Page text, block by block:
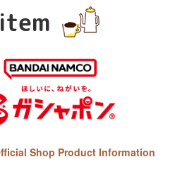
item
Shop Product Information